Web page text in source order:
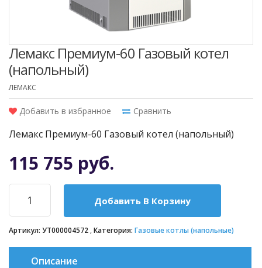
Лемакс Премиум-60 Газовый котел
(напольный)
ЛЕМАКС
Добавить в избранное Сравнить
Лемакс Премиум-60 Газовый котел (напольный)
115 755 руб.
Добавить В Корзину
Артикул: УТ000004572 Категория: Газовые котлы (напольные)
Описание